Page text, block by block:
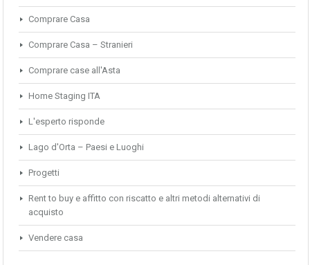
Comprare Casa
Comprare Casa – Stranieri
Comprare case all'Asta
Home Staging ITA
L'esperto risponde
Lago d'Orta – Paesi e Luoghi
Progetti
Rent to buy e affitto con riscatto e altri metodi alternativi di
acquisto
Vendere casa